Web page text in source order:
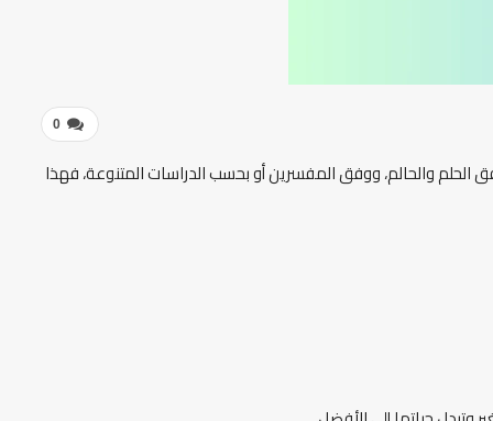
0
الحلم والحالم، ووفق المفسرين أو بحسب الدراسات المتنوعة، فهذا